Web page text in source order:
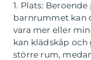
1. Plats:
barnrummet kan
vara mer eller
kan klädskåp
större rum,